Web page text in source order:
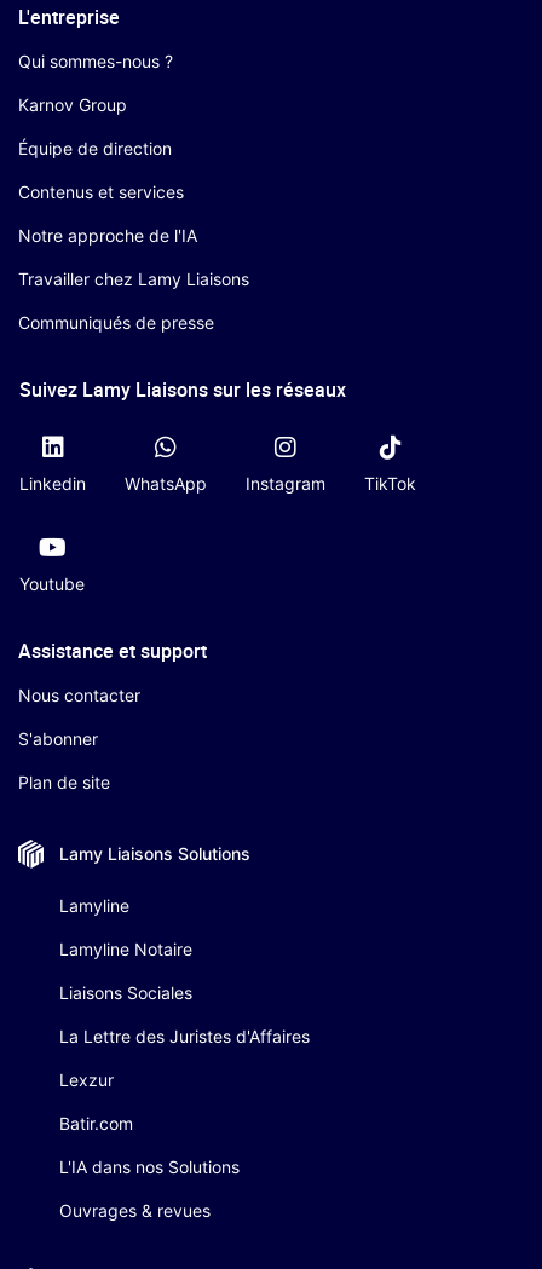
L'entreprise
Qui sommes-nous ?
Karnov Group
Équipe de direction
Contenus et services
Notre approche de l'IA
Travailler chez Lamy Liaisons
Communiqués de presse
Suivez Lamy Liaisons sur les réseaux
Linkedin WhatsApp Instagram TikTok
Youtube
Assistance et support
Nous contacter
S'abonner
Plan de site
Lamy Liaisons Solutions
Lamyline
Lamyline Notaire
Liaisons Sociales
La Lettre des Juristes d'Affaires
Lexzur
Batir.com
L'IA dans nos Solutions
Ouvrages & revues